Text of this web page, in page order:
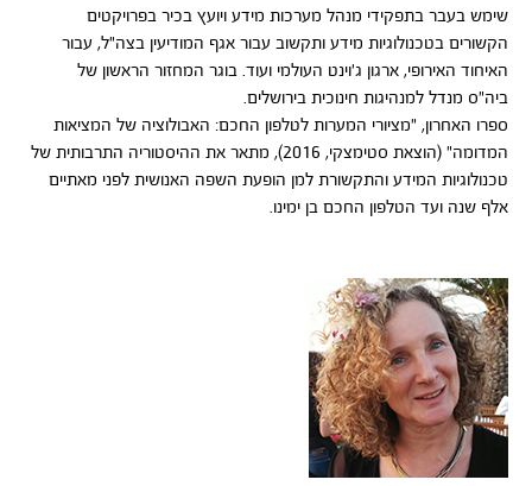
שימש בעבר בתפקידי מנהל מערכות מידע ויועץ בכיר בפרויקטים
הקשורים בטכנולוגיות מידע ותקשוב עבור אגף המודיעין בצה"ל, עבור
האיחוד האירופי, ארגון ג'וינט העולמי ועוד. בוגר המחזור הראשון של
ביה"ס מנדל למנהיגות חינוכית בירושלים.
ספרו האחרון, "מציורי המערות לטלפון החכם: האבולוציה של המציאות
המדומה" (הוצאת סטימצקי, 2016), מתאר את ההיסטוריה התרבותית של
טכנולוגיות המידע והתקשורת למן הופעת השפה האנושית לפני מאתיים
אלף שנה ועד הטלפון החכם בן ימינו.